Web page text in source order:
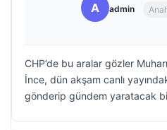
A admin
CHP’de bu aralar gözler
İnce, dün akşam canlı
gönderip gündem yaratacak